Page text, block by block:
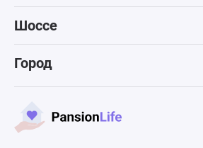
Шоссе
Город